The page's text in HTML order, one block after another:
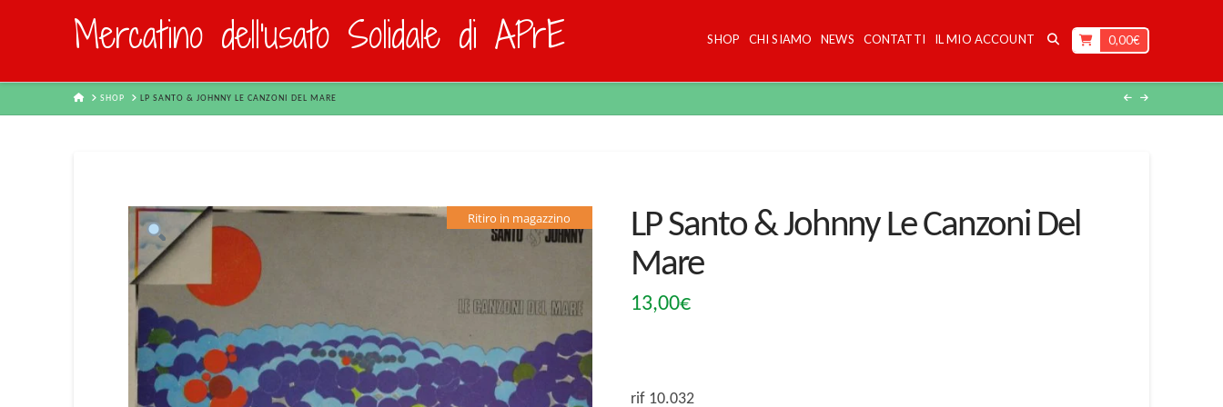
Mercatino dell'usato Solidale di APrE SHOP CHI SIAMO NEWS CONTATTI IL MIO ACCOUNT 0,00€
HOMESHOP LP SANTO & JOHNNY LE CANZONI DEL MARE
Ritiro in magazzino
LP Santo & Johnny Le Canzoni Del
Mare
13,00€
rif 10.032